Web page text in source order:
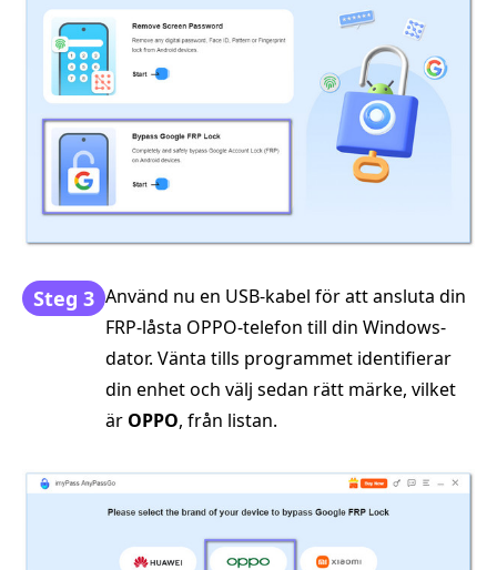
Steg 3 Använd nu en USB-kabel för att ansluta din
FRP-låsta OPPO-telefon till din Windows-
dator. Vänta tills programmet identifierar
din enhet och välj sedan rätt märke, vilket
är OPPO, från listan.